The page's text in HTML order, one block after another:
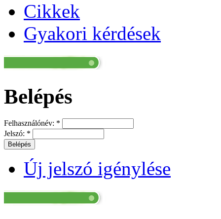
Cikkek
Gyakori kérdések
Belépés
Felhasználónév: *
Jelszó: *
Új jelszó igénylése